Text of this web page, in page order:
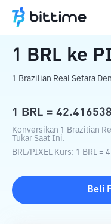
Beranda Konverter
1 BRL ke
1 Brazilian Real Setara
1 BRL =
Konversikan 1 Brazilian
Tukar Saat Ini.
BRL/PIXEL Kurs: 1 BRL =
Beli